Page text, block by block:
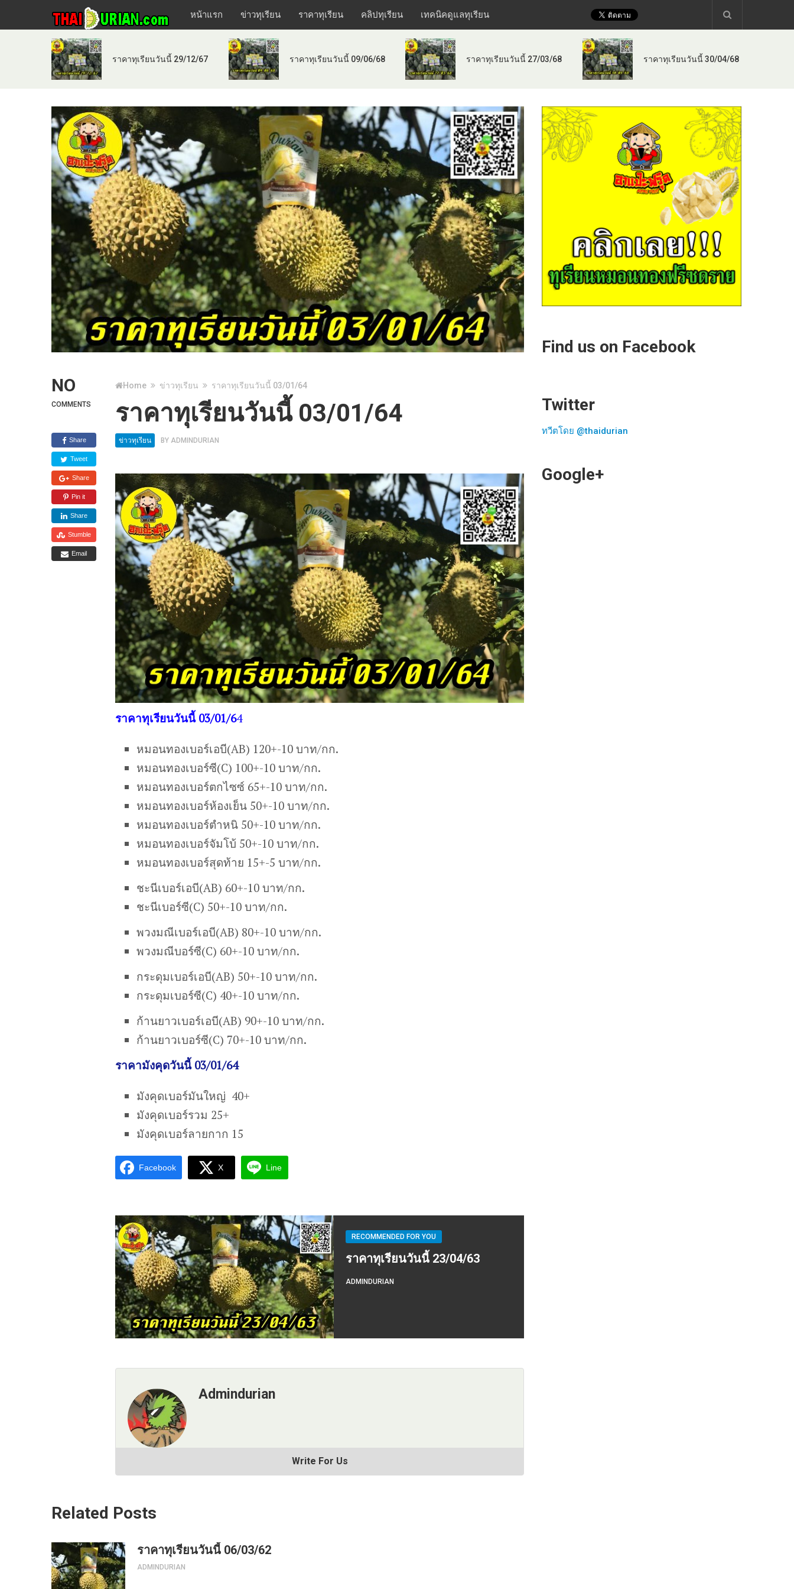
หน้าแรก ข่าวทุเรียน ราคาทุเรียน คลิปทุเรียน เทคนิคดูแลทุเรียน
ราคาทุเรียนวันนี้ 29/12/67 ราคาทุเรียนวันนี้ 09/06/68 ราคาทุเรียนวันนี้ 27/03/68 ราคาทุเรียนวันนี้ 30/04/68
NO
COMMENTS
Share
Tweet
Share
Pin it
Share
Stumble
Email
Home ข่าวทุเรียน ราคาทุเรียนวันนี้ 03/01/64
ราคาทุเรียนวันนี้ 03/01/64
ข่าวทุเรียน BY ADMINDURIAN
ราคาทุเรียนวันนี้ 03/01/64
หมอนทองเบอร์เอบี(AB) 120+-10 บาท/กก.
หมอนทองเบอร์ซี(C) 100+-10 บาท/กก.
หมอนทองเบอร์ตกไซซ์ 65+-10 บาท/กก.
หมอนทองเบอร์ห้องเย็น 50+-10 บาท/กก.
หมอนทองเบอร์ตำหนิ 50+-10 บาท/กก.
หมอนทองเบอร์จัมโบ้ 50+-10 บาท/กก.
หมอนทองเบอร์สุดท้าย 15+-5 บาท/กก.
ชะนีเบอร์เอบี(AB) 60+-10 บาท/กก.
ชะนีเบอร์ซี(C) 50+-10 บาท/กก.
พวงมณีเบอร์เอบี(AB) 80+-10 บาท/กก.
พวงมณีบอร์ซี(C) 60+-10 บาท/กก.
กระดุมเบอร์เอบี(AB) 50+-10 บาท/กก.
กระดุมเบอร์ซี(C) 40+-10 บาท/กก.
ก้านยาวเบอร์เอบี(AB) 90+-10 บาท/กก.
ก้านยาวเบอร์ซี(C) 70+-10 บาท/กก.
ราคามังคุดวันนี้ 03/01/64
มังคุดเบอร์มันใหญ่ 40+
มังคุดเบอร์รวม 25+
มังคุดเบอร์ลายกาก 15
Facebook X Line
RECOMMENDED FOR YOU
ราคาทุเรียนวันนี้ 23/04/63
ADMINDURIAN
Admindurian
Write For Us
Related Posts
ราคาทุเรียนวันนี้ 06/03/62
ADMINDURIAN
Find us on Facebook
Twitter
ทวีตโดย @thaidurian
Google+